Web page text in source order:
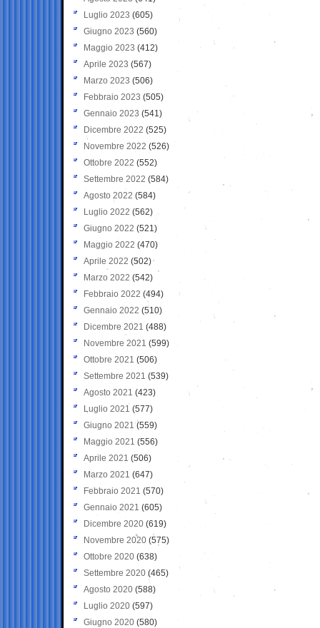
Luglio 2023 (605)
Giugno 2023 (560)
Maggio 2023 (412)
Aprile 2023 (567)
Marzo 2023 (506)
Febbraio 2023 (505)
Gennaio 2023 (541)
Dicembre 2022 (525)
Novembre 2022 (526)
Ottobre 2022 (552)
Settembre 2022 (584)
Agosto 2022 (584)
Luglio 2022 (562)
Giugno 2022 (521)
Maggio 2022 (470)
Aprile 2022 (502)
Marzo 2022 (542)
Febbraio 2022 (494)
Gennaio 2022 (510)
Dicembre 2021 (488)
Novembre 2021 (599)
Ottobre 2021 (506)
Settembre 2021 (539)
Agosto 2021 (423)
Luglio 2021 (577)
Giugno 2021(559)
Maggio 2021 (556)
Aprile 2021 (506)
Marzo 2021 (647)
Febbraio 2021 (570)
Gennaio 2021 (605)
Dicembre 2020 (619)
Novembre 2020 (575)
Ottobre 2020 (638)
Settembre 2020(465)
Agosto 2020 (588)
Luglio 2020 (597)
Giugno 2020 (580)